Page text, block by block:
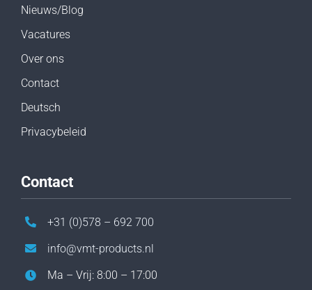
Nieuws/Blog
Vacatures
Over ons
Contact
Deutsch
Privacybeleid
Contact
+31 (0)578 – 692 700
info@vmt-products.nl
Ma – Vrij: 8:00 – 17:00